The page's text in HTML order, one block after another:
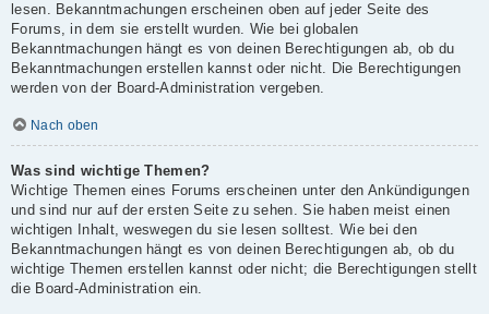
lesen. Bekanntmachungen erscheinen oben auf jeder Seite des
Forums, in dem sie erstellt wurden. Wie bei globalen
Bekanntmachungen hängt es von deinen Berechtigungen ab, ob du
Bekanntmachungen erstellen kannst oder nicht. Die Berechtigungen
werden von der Board-Administration vergeben.
Nach oben
Was sind wichtige Themen?
Wichtige Themen eines Forums erscheinen unter den Ankündigungen
und sind nur auf der ersten Seite zu sehen. Sie haben meist einen
wichtigen Inhalt, weswegen du sie lesen solltest. Wie bei den
Bekanntmachungen hängt es von deinen Berechtigungen ab, ob du
wichtige Themen erstellen kannst oder nicht; die Berechtigungen stellt
die Board-Administration ein.